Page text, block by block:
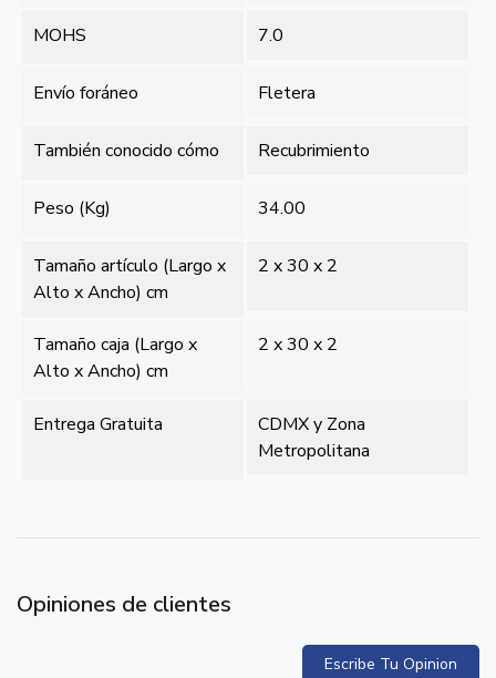
MOHS 7.0
Envío foráneo Fletera
También conocido cómo Recubrimiento
Peso (Kg) 34.00
Tamaño artículo (Largo x
Alto x Ancho) cm
2 x 30 x 2
Tamaño caja (Largo x
Alto x Ancho) cm
2 x 30 x 2
Entrega Gratuita
CDMX y Zona
Metropolitana
Opiniones de clientes
Escribe Tu Opinion